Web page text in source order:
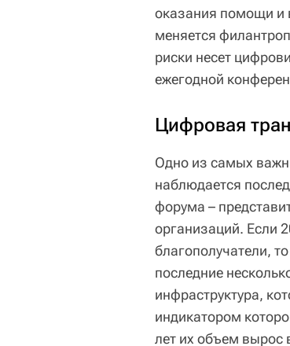
оказания помощи и
меняется
риски несет
ежегодной
Цифровая
Одно из самых
наблюдается
форума –
организаций. Если
благополучатели,
последние
инфраструктура,
индикатором
лет их объем вырос